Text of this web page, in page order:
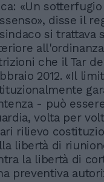
«Un
disse il
si trattava
che il Tar
2012. «Il
- può
volta per
rilievo
libertà di
la libertà di
preventiva